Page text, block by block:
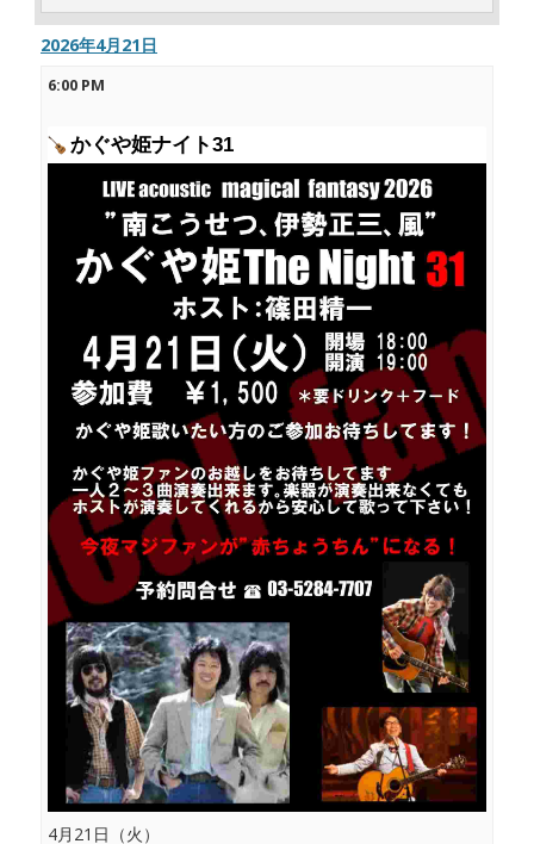
2026年4月21日
6:00 PM
かぐや姫ナイト31
4月21日（火）